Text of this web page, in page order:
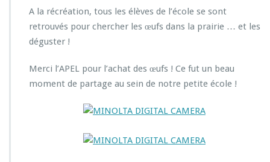
d
i
n
n
l
e
c
A la récréation, tous les élèves de l’école se sont
retrouvés pour chercher les œufs dans la prairie … et les
déguster !
Merci l’APEL pour l’achat des œufs ! Ce fut un beau
moment de partage au sein de notre petite école !